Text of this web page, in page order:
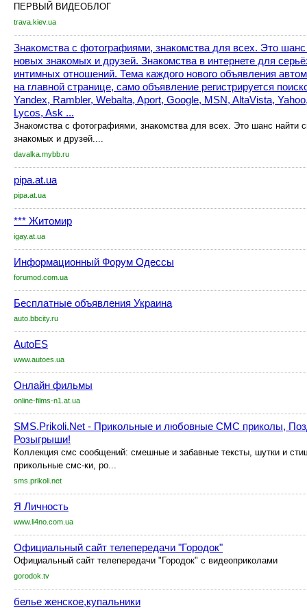
ПЕРВЫЙ ВИДЕОБЛОГ
trava.kiev.ua
Знакомства с фотографиями, знакомства для всех. Это
новых знакомых и друзей. Знакомства в интернете для
интимных отношений. Тема каждого нового объявления
на главной странице, само объявление регистрируется
Yandex, Rambler, Webalta, Aport, Google, MSN, AltaVista,
Lycos, Ask ...
Знакомства с фотографиями, знакомства для всех. Это шанс найти
знакомых и друзей....
davalka.mybb.ru
pipa.at.ua
pipa.at.ua
*** Житомир
igay.at.ua
Информационный Форум Одессы
forumod.com.ua
Бесплатные объявления Украина
auto.bbcity.ru
AutoES
www.autoes.ua
Онлайн фильмы
online-films-n1.at.ua
SMS.Prikoli.Net - Прикольные и любовные СМС приколы,
Розыгрыши!
Коллекция смс сообщений: смешные и забавные тексты, шутки и
прикольные смс-ки, ро...
sms.prikoli.net
Я Личность
www.li4no.com.ua
Официальный сайт телепередачи "Городок"
Официальный сайт телепередачи "Городок" с видеоприколами
gorodok.tv
белье женское,купальники